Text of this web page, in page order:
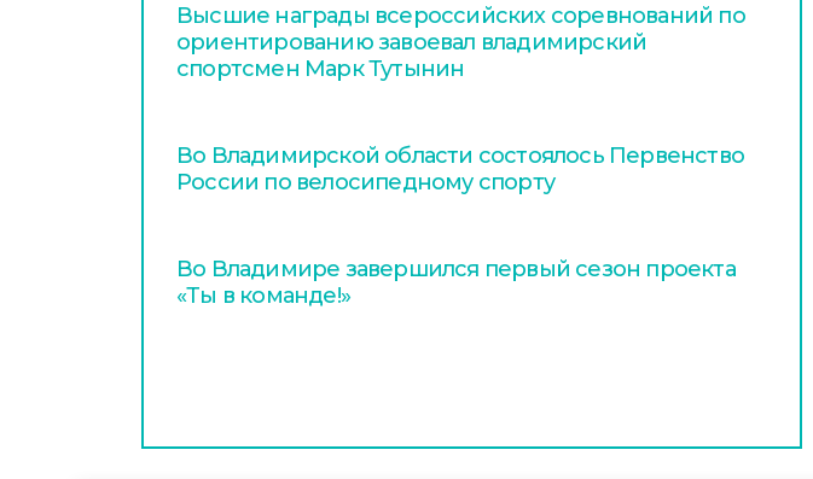
Высшие награды всероссийских соревнований по
ориентированию завоевал владимирский
спортсмен Марк Тутынин
Во Владимирской области состоялось Первенство
России по велосипедному спорту
Во Владимире завершился первый сезон проекта
«Ты в команде!»